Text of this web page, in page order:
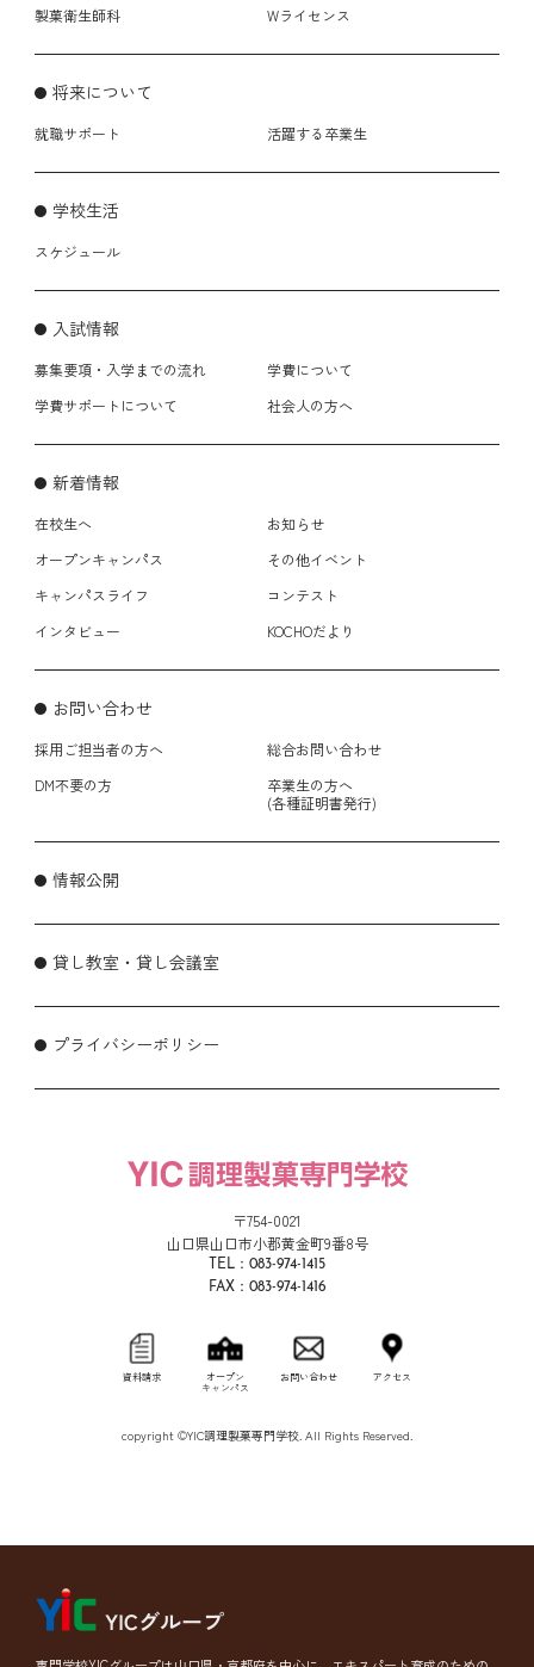
製菓衛生師科 Wライセンス
将来について
就職サポート 活躍する卒業生
学校生活
スケジュール
入試情報
募集要項・入学までの流れ
学費について
学費サポートについて
社会人の方へ
新着情報
在校生へ
お知らせ
オープンキャンパス
その他イベント
キャンパスライフ
コンテスト
インタビュー
KOCHOだより
お問い合わせ
採用ご担当者の方へ
総合お問い合わせ
DM不要の方
卒業生の方へ
(各種証明書発行)
情報公開
貸し教室・貸し会議室
プライバシーポリシー
〒754-0021
山口県山口市小郡黄金町9番8号
TEL：083-974-1415
FAX：083-974-1416
資料請求
オープン
キャンパス
お問い合わせ アクセス
copyright ©YIC調理製菓専門学校. All Rights Reserved.